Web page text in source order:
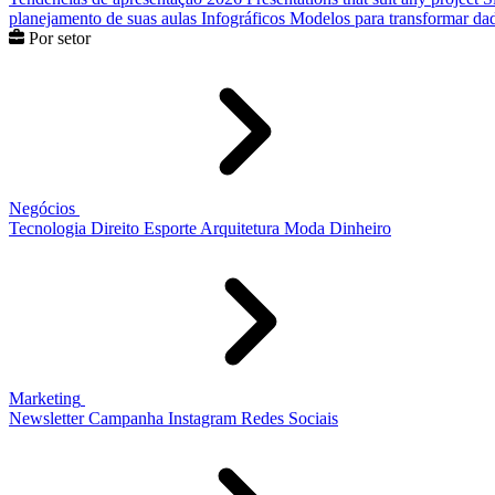
planejamento de suas aulas Infográficos Modelos para transformar
Por setor
Negócios
Tecnologia Direito Esporte Arquitetura Moda Dinheiro
Marketing
Newsletter Campanha Instagram Redes Sociais